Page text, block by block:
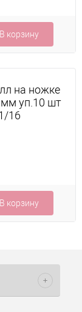
В корзину
на ножке
уп.10 шт
16
В корзину